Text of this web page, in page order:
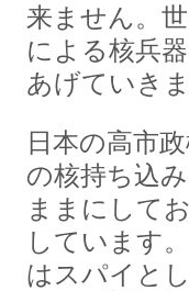
来ません。
による核兵
あげていき
日本の高市
の核持ち込
ままにして
しています
はスパイと